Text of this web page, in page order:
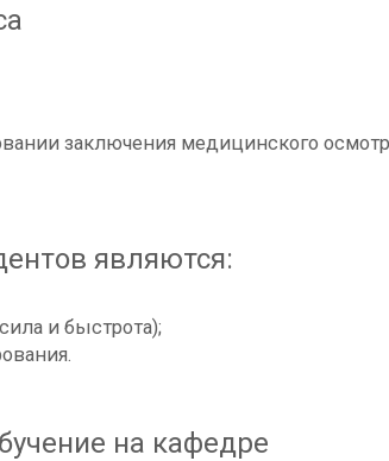
заключения медицинского
являются:
и быстрота);
на кафедре